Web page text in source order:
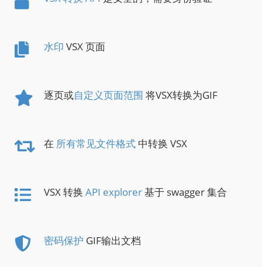
水印 VSX 页面
逐页或自定义页面范围 将VSX转换为GIF
在 所有常见文件格式 中转换 VSX
VSX 转换 API explorer基于 swagger 集合
密码保护 GIF输出文档